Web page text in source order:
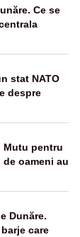
Ce se
stat NATO
despre
Mutu pentru
oameni au
Dunăre.
care